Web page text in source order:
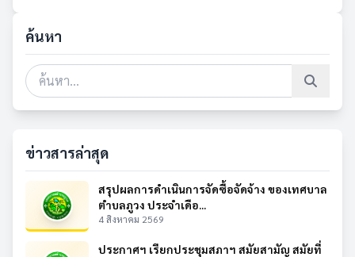
ค้นหา
ข่าวสารล่าสุด
สรุปผลการดำเนินการจัดซื้อจัดจ้าง ของเทศบาล
ตำบลภูวง ประจำเดือ...
4 สิงหาคม 2569
ประกาศฯ เรียกประชุมสภาฯ สมัยสามัญ สมัยที่